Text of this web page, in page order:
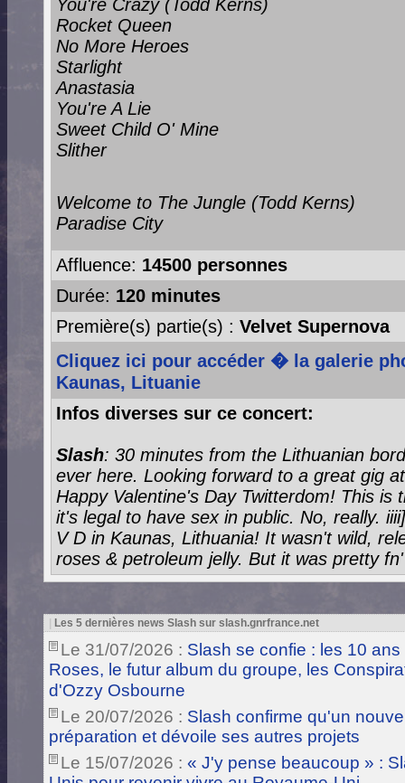
You're Crazy (Todd Kerns)
Rocket Queen
No More Heroes
Starlight
Anastasia
You're A Lie
Sweet Child O' Mine
Slither
Welcome to The Jungle (Todd Kerns)
Paradise City
Affluence: 14500 personnes
Durée: 120 minutes
Première(s) partie(s) : Velvet Supernova
Cliquez ici pour accéder � la galerie
Kaunas, Lituanie
Infos diverses sur ce concert:
Slash: 30 minutes from the Lithuanian
ever here. Looking forward to a great gig
Happy Valentine's Day Twitterdom! This is
it's legal to have sex in public. No, really.
V D in Kaunas, Lithuania! It wasn't wild,
roses & petroleum jelly. But it was pretty
Les 5 dernières news Slash sur slash.gnrfrance.net
Le 31/07/2026 : Slash se confie : les 10
Roses, le futur album du groupe, les
d'Ozzy Osbourne
Le 20/07/2026 : Slash confirme qu'un
préparation et dévoile ses autres projets
Le 15/07/2026 : « J'y pense beaucoup » :